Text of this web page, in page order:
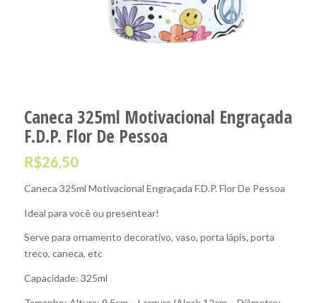
Caneca 325ml Motivacional Engraçada
F.D.P. Flor De Pessoa
R$26,50
Caneca 325ml Motivacional Engraçada F.D.P. Flor De Pessoa
Ideal para você ou presentear!
Serve para ornamento decorativo, vaso, porta lápis, porta
treco, caneca, etc
Capacidade: 325ml